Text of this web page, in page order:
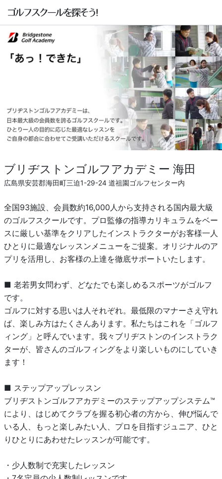
ブリヂストンゴルフアカデミー 海田
広島県安芸郡海田町三迫1-29-24 道祖園ゴルフセンター内
全国93施設、会員数約16,000人から支持される国内最大級
のゴルフスクールです。プロ監修の指導カリキュラムをベー
スに厳しい基準をクリアしたインストラクターがお客様一人
ひとりに最適なレッスンメニューをご提案。オリジナルのア
プリを活用し、お客様の上達を徹底サポートいたします。
■ 老若男女問わず、どなたでも楽しめるスポーツがゴルフ
です。
ゴルフに対する思いは人それぞれ。最低限のマナーさえ守れ
ば、楽しみ方はたくさんあります。私たちはこれを「ゴルフ
ィング」と呼んでいます。我々ブリヂストンのインストラク
ターが、皆さんのゴルフィングをより楽しいものにしていき
ます！
■ ステップアップレッスン
ブリヂストンゴルフアカデミーのステップアップシステム™
により、はじめてクラブを握る初心者の方から、伸び悩んで
いる人、もっと楽しみたい人、プロを目指すジュニア、ひと
りひとりにあわせたレッスンが可能です。
・少人数制で充実したレッスン